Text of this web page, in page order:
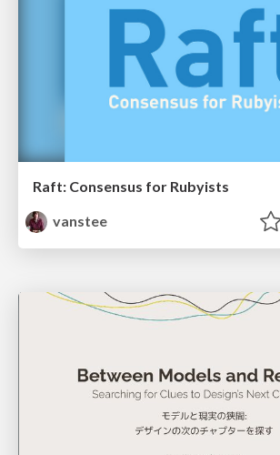
Raft: Consensus for Rubyists
vanstee